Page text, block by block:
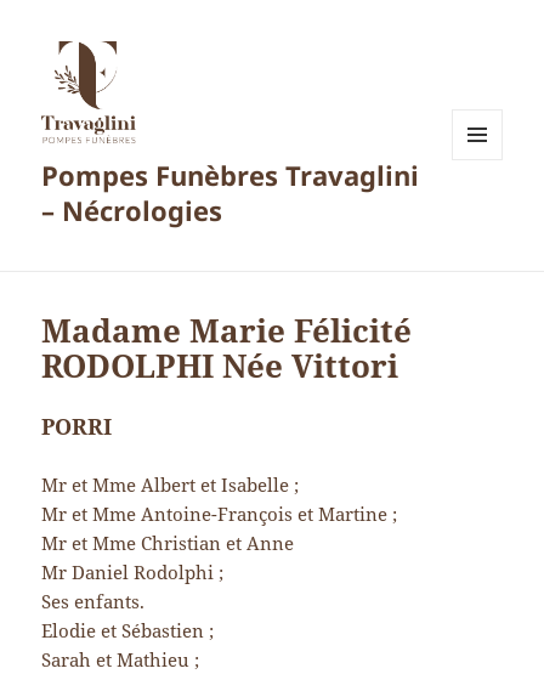
Pompes Funèbres Travaglini
– Nécrologies
Madame Marie Félicité
RODOLPHI Née Vittori
PORRI
Mr et Mme Albert et Isabelle ;
Mr et Mme Antoine-François et Martine ;
Mr et Mme Christian et Anne
Mr Daniel Rodolphi ;
Ses enfants.
Elodie et Sébastien ;
Sarah et Mathieu ;